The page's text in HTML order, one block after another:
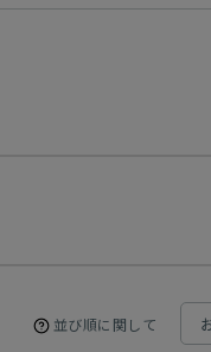
積もり依頼 予算上限なし
並び順に関して